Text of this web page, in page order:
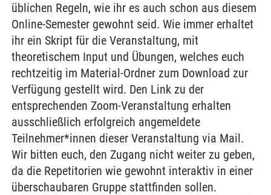
üblichen Regeln, wie ihr es auch schon aus diesem
Online-Semester gewohnt seid. Wie immer erhaltet
ihr ein Skript für die Veranstaltung, mit
theoretischem Input und Übungen, welches euch
rechtzeitig im Material-Ordner zum Download zur
Verfügung gestellt wird. Den Link zu der
entsprechenden Zoom-Veranstaltung erhalten
ausschließlich erfolgreich angemeldete
Teilnehmer*innen dieser Veranstaltung via Mail.
Wir bitten euch, den Zugang nicht weiter zu geben,
da die Repetitorien wie gewohnt interaktiv in einer
überschaubaren Gruppe stattfinden sollen.